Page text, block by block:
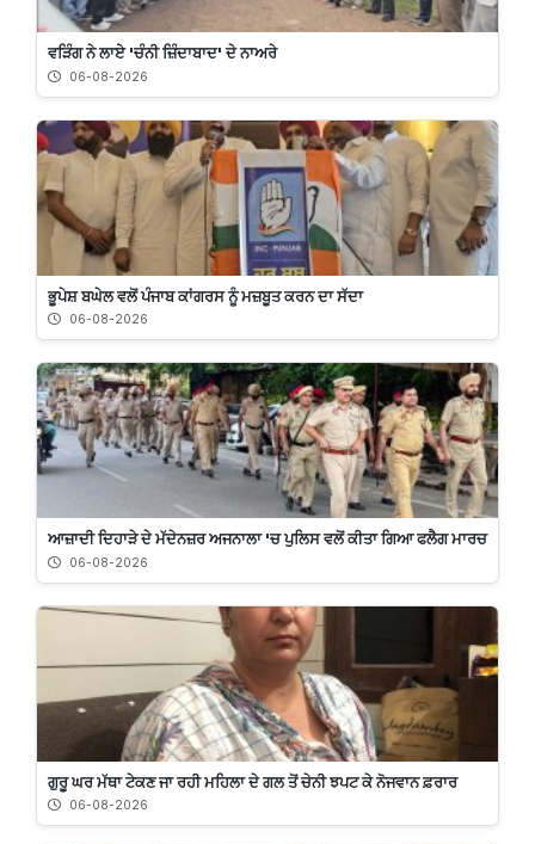
ਵੜਿੰਗ ਨੇ ਲਾਏ 'ਚੰਨੀ ਜ਼ਿੰਦਾਬਾਦ' ਦੇ ਨਾਅਰੇ
06-08-2026
ਭੂਪੇਸ਼ ਬਘੇਲ ਵਲੋਂ ਪੰਜਾਬ ਕਾਂਗਰਸ ਨੂੰ ਮਜ਼ਬੂਤ ਕਰਨ ਦਾ ਸੱਦਾ
06-08-2026
ਆਜ਼ਾਦੀ ਦਿਹਾੜੇ ਦੇ ਮੱਦੇਨਜ਼ਰ ਅਜਨਾਲਾ 'ਚ ਪੁਲਿਸ ਵਲੋਂ ਕੀਤਾ ਗਿਆ ਫਲੈਗ ਮਾਰਚ
06-08-2026
ਗੁਰੂ ਘਰ ਮੱਥਾ ਟੇਕਣ ਜਾ ਰਹੀ ਮਹਿਲਾ ਦੇ ਗਲ ਤੋਂ ਚੇਨੀ ਝਪਟ ਕੇ ਨੋਜਵਾਨ ਫ਼ਰਾਰ
06-08-2026